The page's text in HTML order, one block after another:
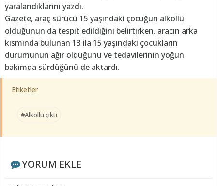
yaralandıklarını yazdı.
Gazete, araç sürücü 15 yaşındaki çocuğun alkollü
olduğunun da tespit edildiğini belirtirken, aracın arka
kısmında bulunan 13 ila 15 yaşındaki çocukların
durumunun ağır olduğunu ve tedavilerinin yoğun
bakımda sürdüğünü de aktardı.
Etiketler
#Alkollü çıktı
YORUM EKLE